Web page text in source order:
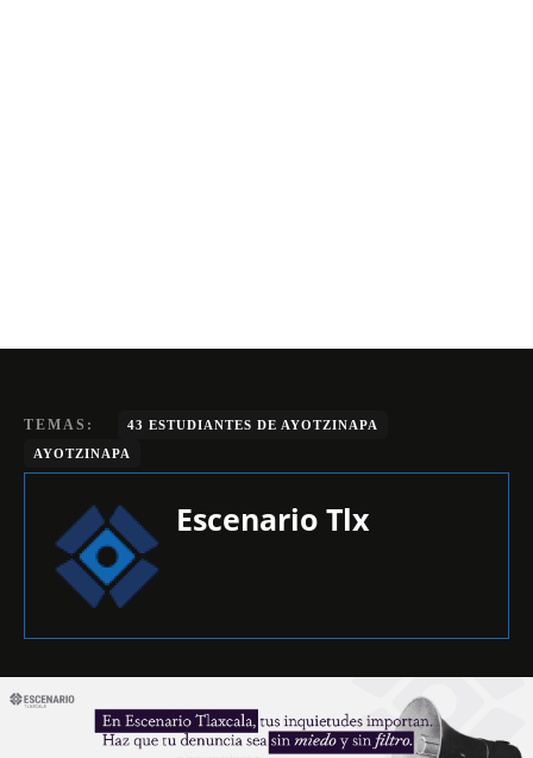
TEMAS:
43 ESTUDIANTES DE AYOTZINAPA
AYOTZINAPA
Escenario Tlx